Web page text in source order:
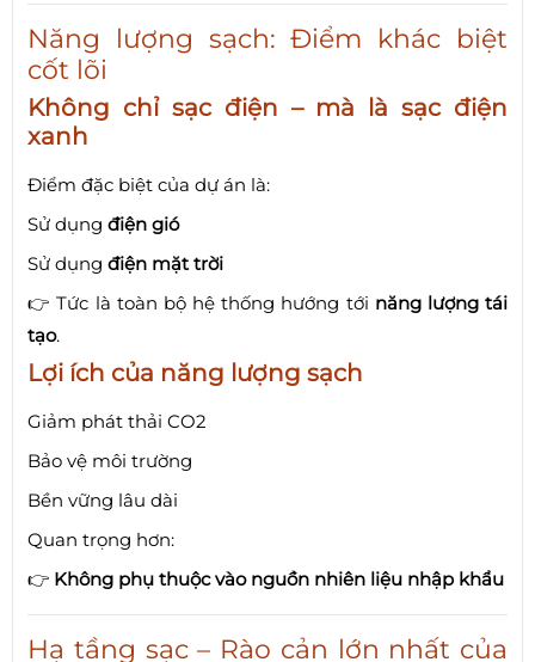
Năng lượng sạch: Điểm khác biệt
cốt lõi
Không chỉ sạc điện – mà là sạc điện
xanh
Điểm đặc biệt của dự án là:
Sử dụng điện gió
Sử dụng điện mặt trời
👉 Tức là toàn bộ hệ thống hướng tới năng lượng tái
tạo.
Lợi ích của năng lượng sạch
Giảm phát thải CO2
Bảo vệ môi trường
Bền vững lâu dài
Quan trọng hơn:
👉 Không phụ thuộc vào nguồn nhiên liệu nhập khẩu
Hạ tầng sạc – Rào cản lớn nhất của